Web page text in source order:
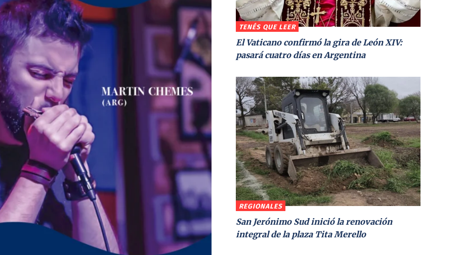
TENÉS QUE LEER
El Vaticano confirmó la gira de León XIV:
pasará cuatro días en Argentina
REGIONALES
San Jerónimo Sud inició la renovación
integral de la plaza Tita Merello